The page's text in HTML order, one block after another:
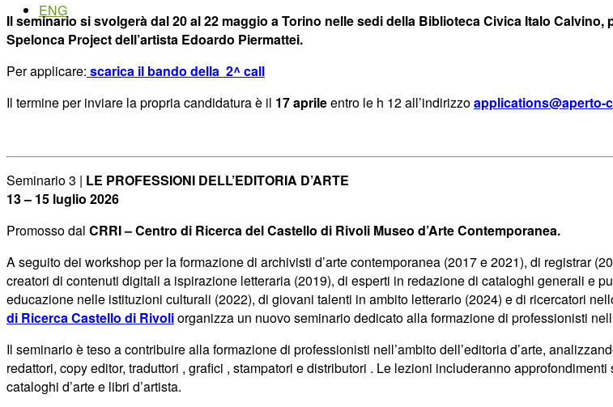
ENG
Il seminario si svolgerà dal 20 al 22 maggio a Torino nelle sedi della Biblioteca Civica Italo
Spelonca Project dell’artista Edoardo Piermattei.
Per applicare: scarica il bando della 2^ call
Il termine per inviare la propria candidatura è il 17 aprileentro le h 12 all’indirizzoapplications@aperto-
Seminario 3 | LE PROFESSIONI DELL’EDITORIA D’ARTE
13 – 15 luglio 2026
Promosso dal CRRI – Centro di Ricerca del Castello di Rivoli Museo d’Arte Contemporanea.
A seguito dei workshop per la formazione di archivisti d’arte contemporanea (2017 e 2021), di registrar
creatori di contenuti digitali a ispirazione letteraria (2019), di esperti in redazione di cataloghi generali e
educazione nelle istituzioni culturali (2022), di giovani talenti in ambito letterario (2024) e di ricercatori
di Ricerca Castello di Rivoliorganizza un nuovo seminario dedicato alla formazione di professionisti
Il seminario è teso a contribuire alla formazione di professionisti nell’ambito dell’editoria d’arte,
redattori, copy editor, traduttori , grafici , stampatori e distributori . Le lezioni includeranno
cataloghi d’arte e libri d’artista.